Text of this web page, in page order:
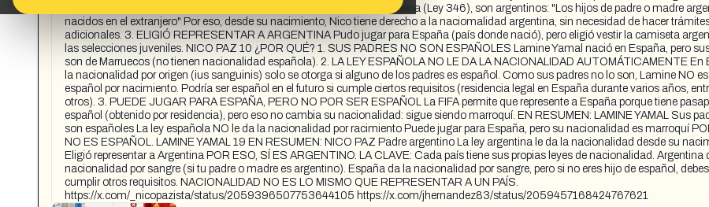
LEY ARGENTINA LO RECONOCE Según la Ley de Ciudadanía Argentina (Ley 346), son argentinos: "Los hijos de padre o madre
nacidos en el extranjero" Por eso, desde su nacimiento, Nico tiene derecho a la naciomalidad argentina, sin necesidad de hacer
adicionales. 3. ELIGIÓ REPRESENTAR A ARGENTINA Pudo jugar para España (país donde nació), pero eligió vestir la camiseta
las selecciones juveniles. NICO PAZ 10 ¿POR QUÉ? 1. SUS PADRES NO SON ESPAÑOLES Lamine Yamal nació en España, pero
son de Marruecos (no tienen nacionalidad española). 2. LA LEY ESPAÑOLA NO LE DA LA NACIONALIDAD AUTOMÁTICAMENTE En
la nacionalidad por origen (ius sanguinis) solo se otorga si alguno de los padres es español. Como sus padres no lo son, Lamine NO es
español por nacimiento. Podría ser español en el futuro si cumple ciertos requisitos (residencia legal en España durante varios años,
otros). 3. PUEDE JUGAR PARA ESPAÑA, PERO NO POR SER ESPAÑOL La FIFA permite que represente a España porque tiene
español (obtenido por residencia), pero eso no cambia su nacionalidad: sigue siendo marroquí. EN RESUMEN: LAMINE YAMAL Sus
son españoles La ley española NO le da la nacionalidad por racimiento Puede jugar para España, pero su nacionalidad es marroquí
NO ES ESPAÑOL. LAMINE YAMAL 19 EN RESUMEN: NICO PAZ Padre argentino La ley argentina le da la nacionalidad desde su
Eligió representar a Argentina POR ESO, SÍ ES ARGENTINO. LA CLAVE: Cada país tiene sus propias leyes de nacionalidad. Argentina
nacionalidad por sangre (si tu padre o madre es argentino). España da la nacionalidad por sangre, pero si no eres hijo de español, debes
cumplir otros requisitos. NACIONALIDAD NO ES LO MISMO QUE REPRESENTAR A UN PAÍS.
https://x.com/_nicopazista/status/2059396507753644105 https://x.com/jhernandez83/status/2059457168424767621